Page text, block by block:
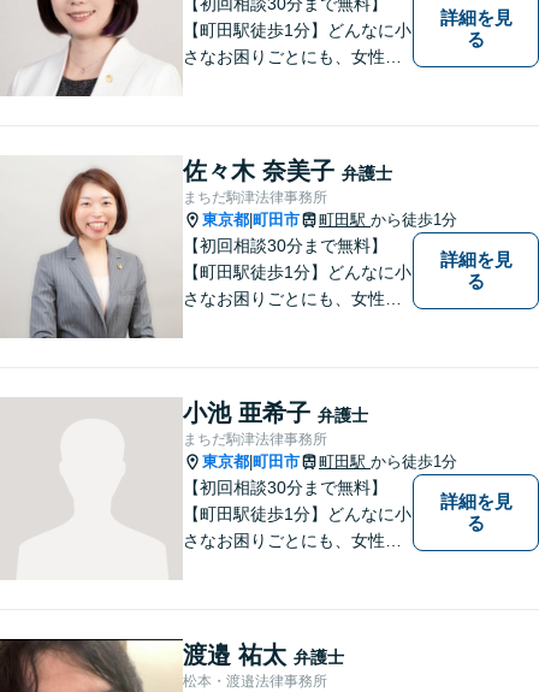
【町田駅徒歩1分】どんなに小
さなお困りごとにも、女性弁
詳細を見
る
佐々木 奈美子 弁護士
まちだ駒津法律事務所
東京都 町田市 町田駅 から徒歩1分
【初回相談30分まで無料】
【町田駅徒歩1分】どんなに小
さなお困りごとにも、女性弁
詳細を見
る
小池 亜希子 弁護士
まちだ駒津法律事務所
東京都 町田市 町田駅 から徒歩1分
【初回相談30分まで無料】
【町田駅徒歩1分】どんなに小
さなお困りごとにも、女性弁
詳細を見
る
渡邉 祐太 弁護士
松本・渡邉法律事務所